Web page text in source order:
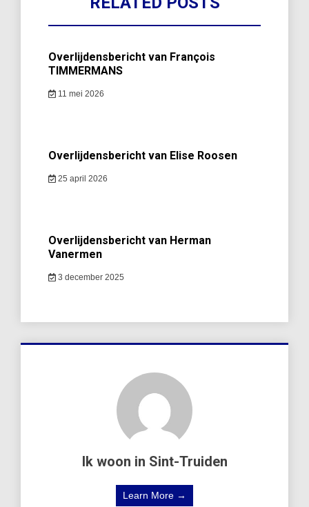
Overlijdensbericht van François
TIMMERMANS
11 mei 2026
Overlijdensbericht van Elise Roosen
25 april 2026
Overlijdensbericht van Herman
Vanermen
3 december 2025
Ik woon in Sint-Truiden
Learn More →